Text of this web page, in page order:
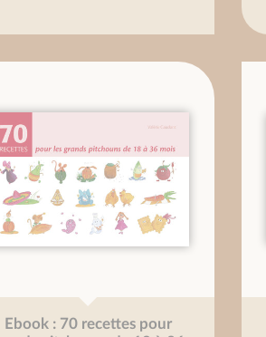
Ebook : 70 recettes pour